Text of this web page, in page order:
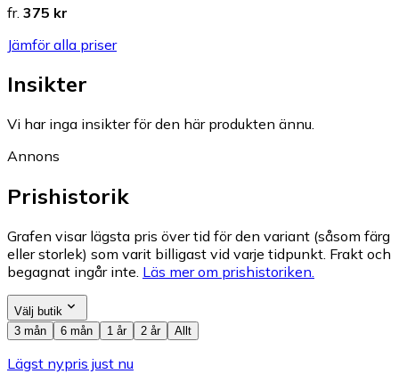
fr. 375 kr
Jämför alla priser
Insikter
Vi har inga insikter för den här produkten ännu.
Annons
Prishistorik
Grafen visar lägsta pris över tid för den variant (såsom färg
eller storlek) som varit billigast vid varje tidpunkt. Frakt och
begagnat ingår inte. Läs mer om prishistoriken.
Välj butik
3 mån
6 mån 1 år 2 år Allt
Lägst nypris just nu